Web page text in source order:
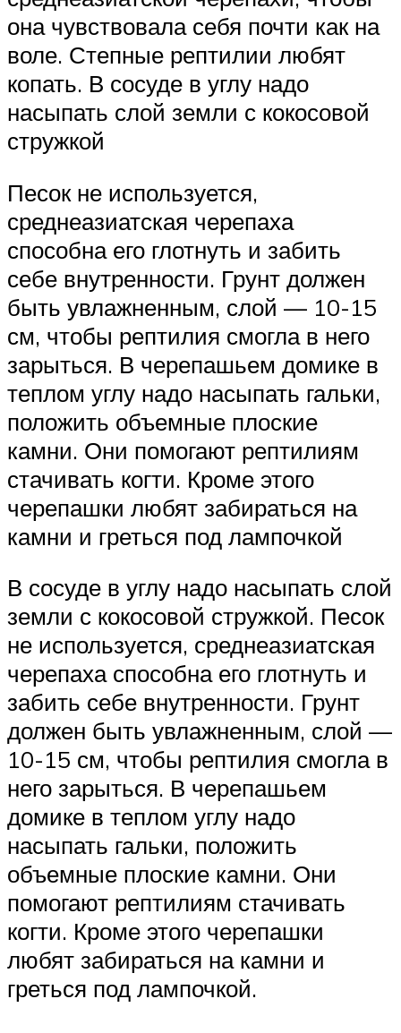
она чувствовала себя почти как на
воле. Степные рептилии любят
копать. В сосуде в углу надо
насыпать слой земли с кокосовой
стружкой
Песок не используется,
среднеазиатская черепаха
способна его глотнуть и забить
себе внутренности. Грунт должен
быть увлажненным, слой — 10-15
см, чтобы рептилия смогла в него
зарыться. В черепашьем домике в
теплом углу надо насыпать гальки,
положить объемные плоские
камни. Они помогают рептилиям
стачивать когти. Кроме этого
черепашки любят забираться на
камни и греться под лампочкой
В сосуде в углу надо насыпать слой
земли с кокосовой стружкой. Песок
не используется, среднеазиатская
черепаха способна его глотнуть и
забить себе внутренности. Грунт
должен быть увлажненным, слой —
10-15 см, чтобы рептилия смогла в
него зарыться. В черепашьем
домике в теплом углу надо
насыпать гальки, положить
объемные плоские камни. Они
помогают рептилиям стачивать
когти. Кроме этого черепашки
любят забираться на камни и
греться под лампочкой.